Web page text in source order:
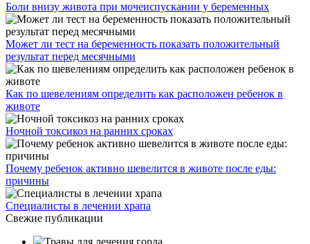
Боли внизу живота при мочеиспускании у беременных
Может ли тест на беременность показать положительный
результат перед месячными
Как по шевелениям определить как расположен ребенок в
животе
Ночной токсикоз на ранних сроках
Почему ребенок активно шевелится в животе после еды:
причины
Специалисты в лечении храпа
Свежие публикации